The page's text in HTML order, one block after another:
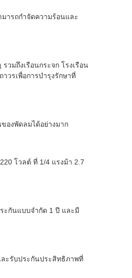
ารถกำจัดความร้อนและ
มถึงเรือนกระจก โรงเรือน
วรเพื่อการบำรุงรักษาที่
องพัดลมได้อย่างมาก
โวลต์ ที่ 1/4 แรงม้า 2.7
ะกันแบบจำกัด 1 ปี และมี
ะรับประกันประสิทธิภาพที่